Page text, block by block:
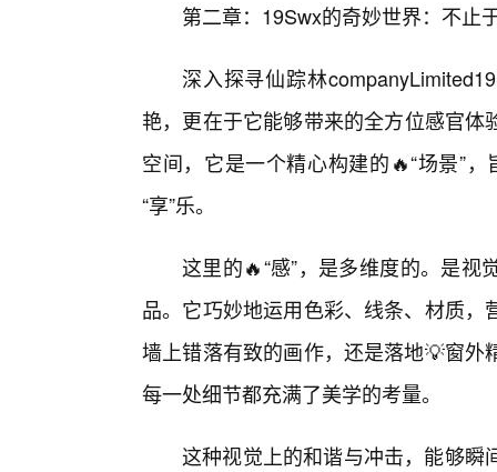
第二章：19Swx的奇妙世界：不止
深入探寻仙踪林
艳，更在于它能够带来的全方位感官
空间，它是一个精心构建的🔥“场景”
“享”乐。
这里的🔥“感”，是多维度的。是
品。它巧妙地运用色彩、线条、材质
墙上错落有致的画作，还是落地💡窗
每一处细节都充满了美学的考量。
这种视觉上的和谐与冲击，能够瞬